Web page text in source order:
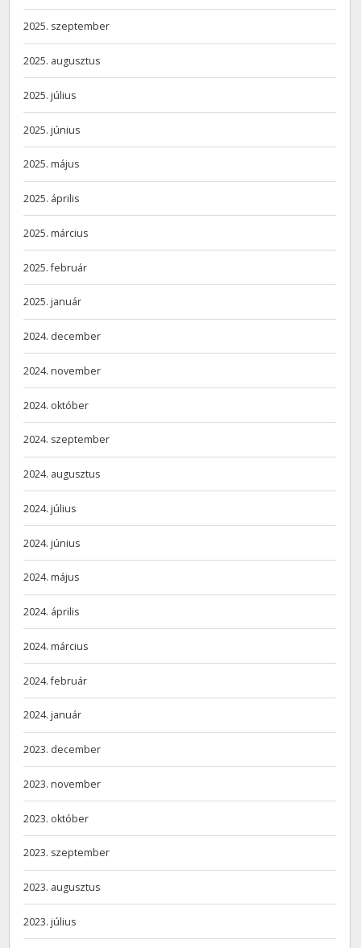
2025. szeptember
2025. augusztus
2025. július
2025. június
2025. május
2025. április
2025. március
2025. február
2025. január
2024. december
2024. november
2024. október
2024. szeptember
2024. augusztus
2024. július
2024. június
2024. május
2024. április
2024. március
2024. február
2024. január
2023. december
2023. november
2023. október
2023. szeptember
2023. augusztus
2023. július